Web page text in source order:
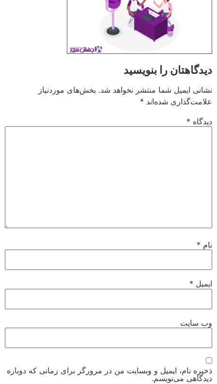
دیدگاهتان را بنویسید
نشانی ایمیل شما منتشر نخواهد شد. بخش‌های موردنیاز
علامت‌گذاری شده‌اند *
دیدگاه *
نام *
ایمیل *
وب‌ سایت
ذخیره نام، ایمیل و وبسایت من در مرورگر برای زمانی که دوباره
دیدگاهی می‌نویسم.